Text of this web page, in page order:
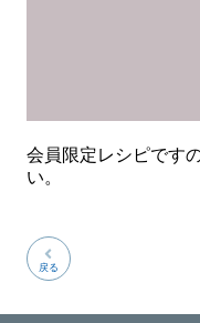
会員限定レシピです
い。
戻る